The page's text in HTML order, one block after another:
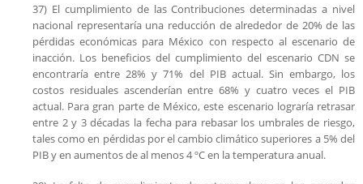
37) El cumplimiento de las Contribuciones determinadas a nivel
nacional representaría una reducción de alrededor de 20% de las
pérdidas económicas para México con respecto al escenario de
inacción. Los beneficios del cumplimiento del escenario CDN se
encontraría entre 28% y 71% del PIB actual. Sin embargo, los
costos residuales ascenderían entre 68% y cuatro veces el PIB
actual. Para gran parte de México, este escenario lograría retrasar
entre 2 y 3 décadas la fecha para rebasar los umbrales de riesgo,
tales como en pérdidas por el cambio climático superiores a 5% del
PIB y en aumentos de al menos 4 ºC en la temperatura anual.